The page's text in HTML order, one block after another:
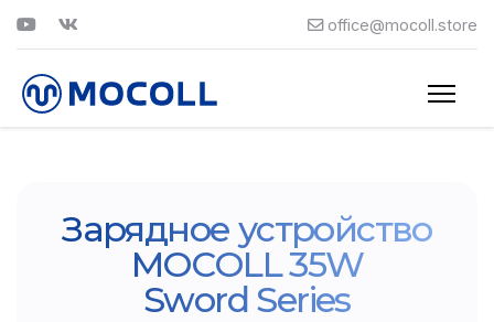
office@mocoll.store
Зарядное устройство
MOCOLL 35W
Sword Series